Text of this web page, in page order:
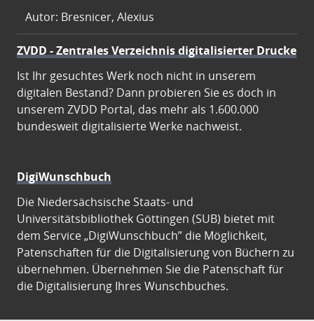
Autor: Bresnicer, Alexius
ZVDD - Zentrales Verzeichnis digitalisierter Drucke
Ist Ihr gesuchtes Werk noch nicht in unserem
digitalen Bestand? Dann probieren Sie es doch in
unserem ZVDD Portal, das mehr als 1.600.000
bundesweit digitalisierte Werke nachweist.
DigiWunschbuch
Die Niedersächsische Staats- und
Universitätsbibliothek Göttingen (SUB) bietet mit
dem Service „DigiWunschbuch” die Möglichkeit,
Patenschaften für die Digitalisierung von Büchern zu
übernehmen. Übernehmen Sie die Patenschaft für
die Digitalisierung Ihres Wunschbuches.